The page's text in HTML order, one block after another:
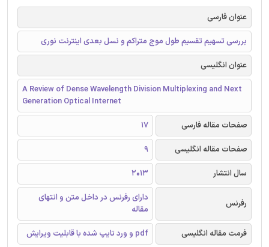
عنوان فارسی
بررسی تسهیم تقسیم طول موج متراکم و نسل بعدی اینترنت نوری
عنوان انگلیسی
A Review of Dense Wavelength Division Multiplexing and Next
Generation Optical Internet
صفحات مقاله فارسی
17
صفحات مقاله انگلیسی
9
سال انتشار
2013
رفرنس
دارای رفرنس در داخل متن و انتهای
مقاله
فرمت مقاله انگلیسی
pdf و ورد تایپ شده با قابلیت ویرایش